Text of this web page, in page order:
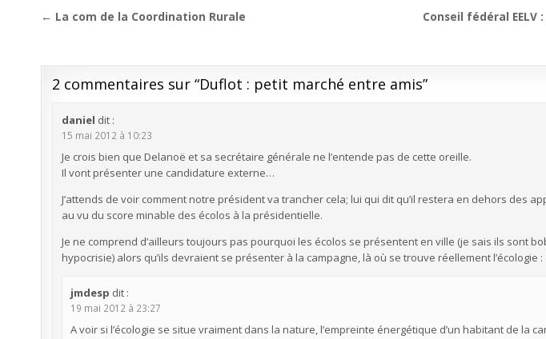
Navigation
l’article
Conseil fédéral
← La com de la Coordination Rurale
2 commentaires sur “Duflot : petit marché entre amis”
daniel dit :
15 mai 2012 à 10:23
Je crois bien que Delanoë et sa secrétaire générale ne l’entende pas de cette oreille.
Il vont présenter une candidature externe…
J’attends de voir comment notre président va trancher cela; lui qui dit qu’il restera en dehors des
au vu du score minable des écolos à la présidentielle.
Je ne comprend d’ailleurs toujours pas pourquoi les écolos se présentent en ville (je sais ils sont
hypocrisie) alors qu’ils devraient se présenter à la campagne, là où se trouve réellement l’écologie :
jmdesp dit :
19 mai 2012 à 23:27
A voir si l’écologie se situe vraiment dans la nature, l’empreinte énergétique d’un habitant de la